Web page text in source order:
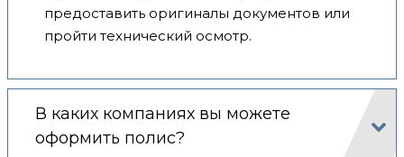
предоставить оригиналы документов или
пройти технический осмотр.
В каких компаниях вы можете
оформить полис?